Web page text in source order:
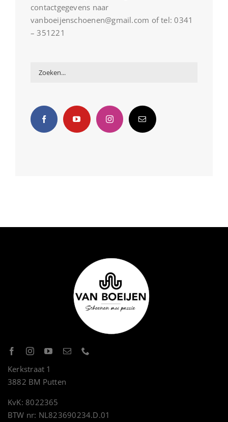
contactgegevens naar
vanboeijenschoenen@gmail.com of tel: 0341
– 351221
Kerkstraat 1
3882 BM Putten
KvK: 8022365
BTW nr: NL823690234.D.01